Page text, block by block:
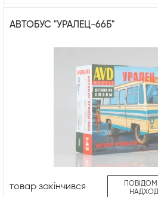
АВТОБУС "УРАЛЕЦ-66Б"
товар закінчився